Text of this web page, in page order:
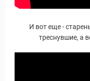
И вот еще -
треснувшие, а